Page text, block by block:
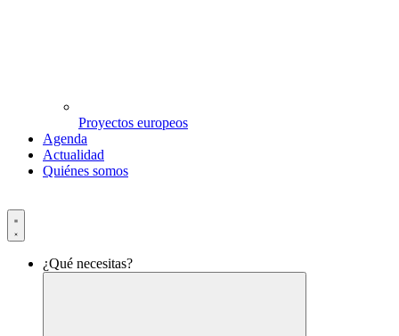
Proyectos europeos
Agenda
Actualidad
Quiénes somos
¿Qué necesitas?